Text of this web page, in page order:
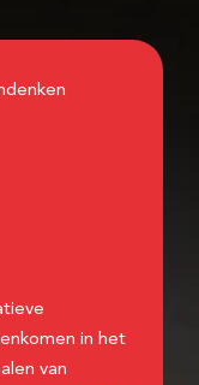
in het
van